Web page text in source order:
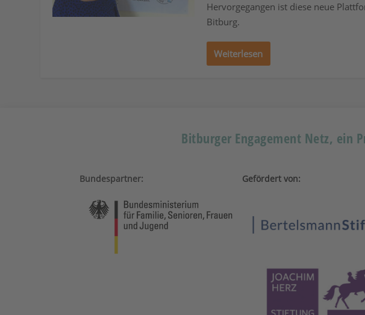
Hervorgegangen ist diese neue
Bitburg.
Weiterlesen
Bitburger Engagement Netz, ein
Bundespartner: Gefördert von: